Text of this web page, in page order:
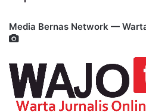
Media Bernas Network —